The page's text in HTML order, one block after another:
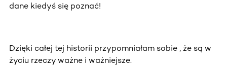
dane kiedyś się poznać!
Dzięki całej tej historii przypomniałam sobie , że są w
życiu rzeczy ważne i ważniejsze.